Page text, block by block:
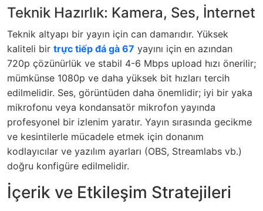
Teknik Hazırlık: Kamera, Ses, İnternet
Teknik altyapı bir yayın için can damarıdır. Yüksek
kaliteli bir trực tiếp đá gà 67 yayını için en azından
720p çözünürlük ve stabil 4-6 Mbps upload hızı önerilir;
mümkünse 1080p ve daha yüksek bit hızları tercih
edilmelidir. Ses, görüntüden daha önemlidir; iyi bir yaka
mikrofonu veya kondansatör mikrofon yayında
profesyonel bir izlenim yaratır. Yayın sırasında gecikme
ve kesintilerle mücadele etmek için donanım
kodlayıcılar ve yazılım ayarları (OBS, Streamlabs vb.)
doğru konfigüre edilmelidir.
İçerik ve Etkileşim Stratejileri